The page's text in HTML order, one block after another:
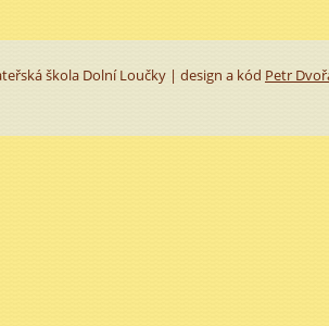
škola Dolní Loučky | design a kód Petr